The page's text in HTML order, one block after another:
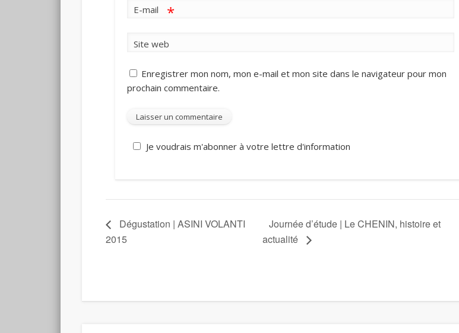
E-mail *
Site web
Enregistrer mon nom, mon e-mail et mon site dans le navigateur pour mon
prochain commentaire.
Je voudrais m'abonner à votre lettre d'information
Dégustation | ASINI VOLANTI
2015
Journée d’étude | Le CHENIN, histoire et
actualité